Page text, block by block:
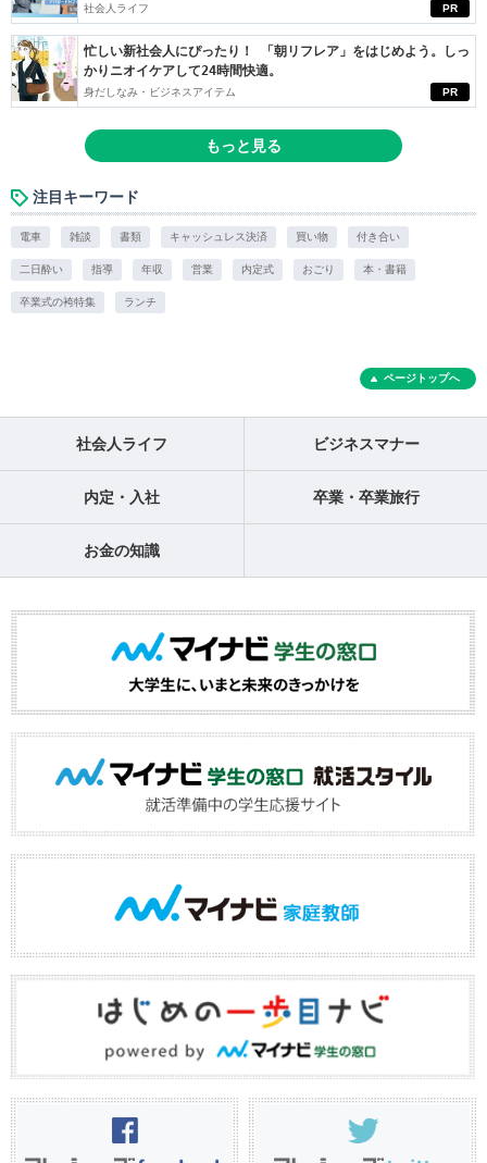
PR
社会人ライフ
PR
忙しい新社会人にぴったり！ 「朝リフレア」をはじめよう。しっ
かりニオイケアして24時間快適。
身だしなみ・ビジネスアイテム
もっと見る
注目キーワード
電車 雑談 書類 キャッシュレス決済 買い物 付き合い
二日酔い 指導 年収 営業 内定式 おごり 本・書籍
卒業式の袴特集 ランチ
ページトップへ
社会人ライフ ビジネスマナー
内定・入社 卒業・卒業旅行
お金の知識